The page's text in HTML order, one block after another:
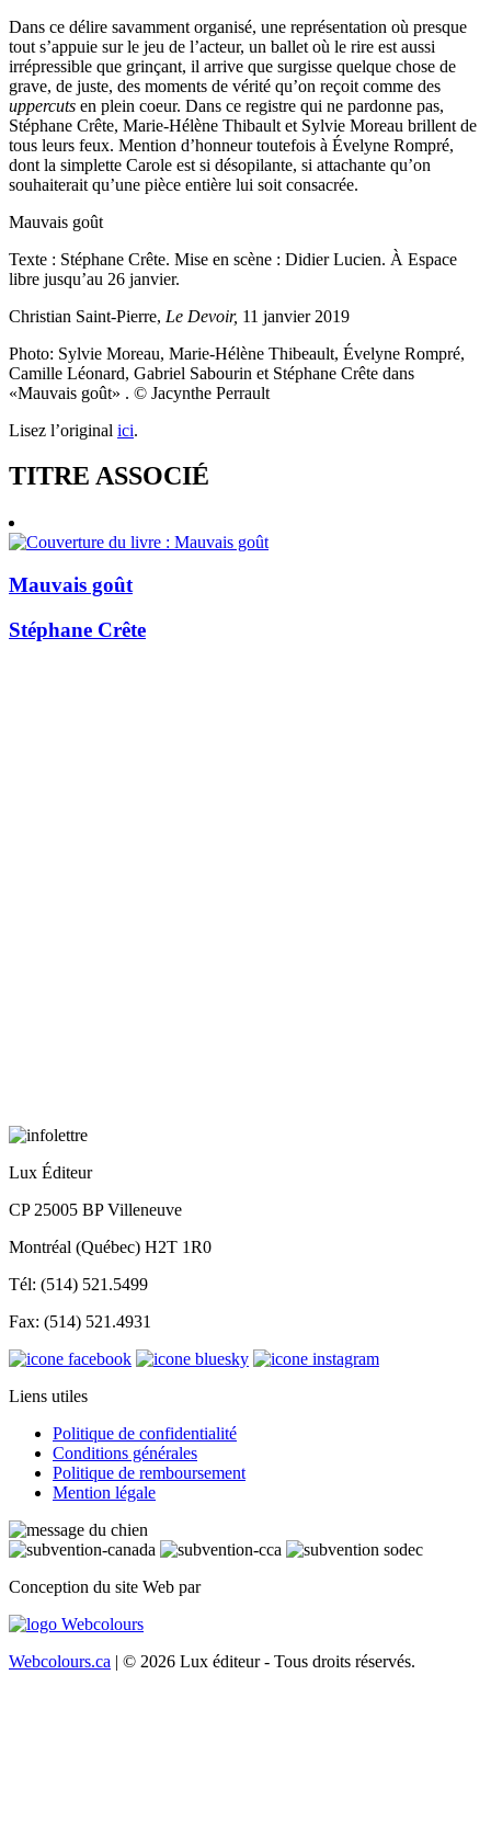
Dans ce délire savamment organisé, une représentation où presque
tout s’appuie sur le jeu de l’acteur, un ballet où le rire est aussi
irrépressible que grinçant, il arrive que surgisse quelque chose de
grave, de juste, des moments de vérité qu’on reçoit comme des
uppercuts en plein coeur. Dans ce registre qui ne pardonne pas,
Stéphane Crête, Marie-Hélène Thibault et Sylvie Moreau brillent de
tous leurs feux. Mention d’honneur toutefois à Évelyne Rompré,
dont la simplette Carole est si désopilante, si attachante qu’on
souhaiterait qu’une pièce entière lui soit consacrée.
Mauvais goût
Texte : Stéphane Crête. Mise en scène : Didier Lucien. À Espace
libre jusqu’au 26 janvier.
Christian Saint-Pierre, Le Devoir, 11 janvier 2019
Photo: Sylvie Moreau, Marie-Hélène Thibeault, Évelyne Rompré,
Camille Léonard, Gabriel Sabourin et Stéphane Crête dans
«Mauvais goût» . © Jacynthe Perrault
Lisez l’original ici.
TITRE ASSOCIÉ
Mauvais goût
Stéphane Crête
Lux Éditeur
CP 25005 BP Villeneuve
Montréal (Québec) H2T 1R0
Tél: (514) 521.5499
Fax: (514) 521.4931
Liens utiles
Politique de confidentialité
Conditions générales
Politique de remboursement
Mention légale
Conception du site Web par
Webcolours.ca | © 2026 Lux éditeur - Tous droits réservés.